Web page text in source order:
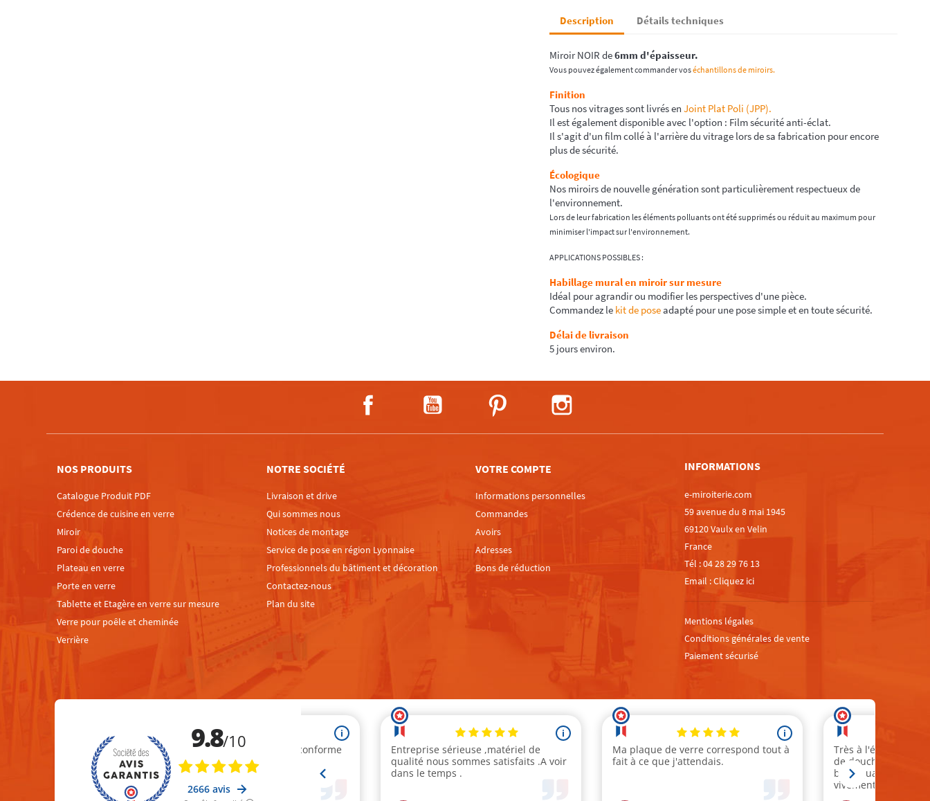
Description Détails techniques
Miroir NOIR de6mm d'épaisseur.
Vous pouvez également commander voséchantillons de miroirs.
Finition
Tous nos vitrages sont livrés en Joint Plat Poli (JPP).
Il est également disponible avec l'option : Film sécurité anti-éclat.
Il s'agit d'un film collé à l'arrière du vitrage lors de sa fabrication pour encore
plus de sécurité.
Écologique
Nos miroirs de nouvelle génération sont particulièrement respectueux de
l'environnement.
Lors de leur fabrication les éléments polluants ont été supprimés ou réduit au maximum pour
minimiser l'impact sur l'environnement.
APPLICATIONS POSSIBLES :
Habillage mural en miroir sur mesure
Idéal pour agrandir ou modifier les perspectives d'une pièce.
Commandez le kit de poseadapté pour une pose simple et en toute sécurité.
Délai de livraison
5 jours environ.
Facebook Pinterest
NOS PRODUITS
Catalogue Produit PDF
Crédence de cuisine en verre
Miroir
Paroi de douche
Plateau en verre
Porte en verre
Tablette et Etagère en verre sur mesure
Verre pour poêle et cheminée
Verrière
NOTRE SOCIÉTÉ
Livraison et drive
Qui sommes nous
Notices de montage
Service de pose en région Lyonnaise
Professionnels du bâtiment et décoration
Contactez-nous
Plan du site
VOTRE COMPTE
Informations personnelles
Commandes
Avoirs
Adresses
Bons de réduction
INFORMATIONS
e-miroiterie.com
59 avenue du 8 mai 1945
69120 Vaulx en Velin
France
Tél :04 28 29 76 13
Email :Cliquez ici
Mentions légales
Conditions générales de vente
Paiement sécurisé